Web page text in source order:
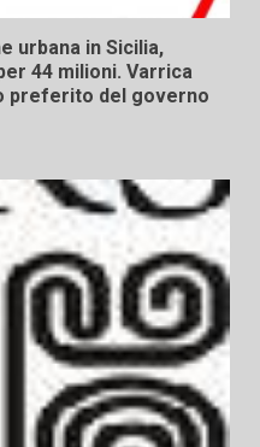
urbana in Sicilia,
44 milioni. Varrica
preferito del governo